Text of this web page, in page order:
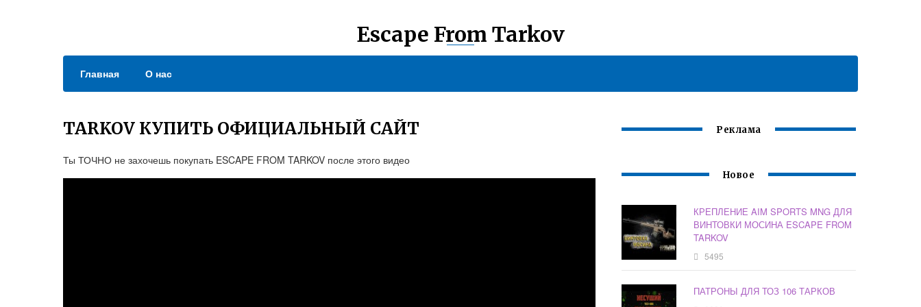
Escape From Tarkov
Главная О нас
TARKOV КУПИТЬ ОФИЦИАЛЬНЫЙ САЙТ
Ты ТОЧНО не захочешь покупать ESCAPE FROM TARKOV после этого видео
Реклама
Новое
КРЕПЛЕНИЕ AIM SPORTS MNG ДЛЯ
ВИНТОВКИ МОСИНА ESCAPE FROM
TARKOV
5495
ПАТРОНЫ ДЛЯ ТОЗ 106 ТАРКОВ